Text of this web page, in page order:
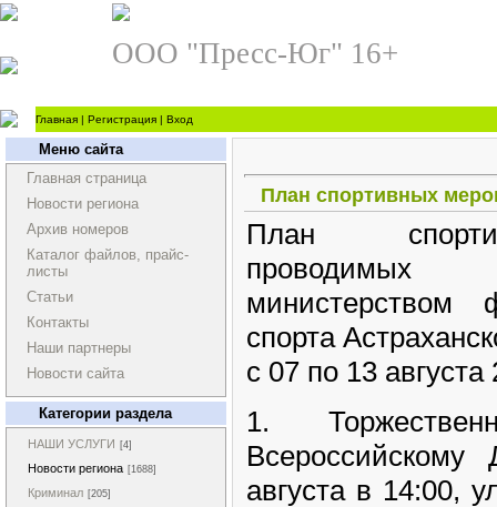
ООО "Пресс-Юг" 16+
Главная | Регистрация | Вход
Меню сайта
Главная страница
Новости региона
Архив номеров
Каталог файлов, прайс-
листы
Статьи
Контакты
Наши партнеры
Новости сайта
Категории раздела
НАШИ УСЛУГИ [4]
Новости региона [1688]
Криминал [205]
План спортивных
План
проводимых
министерством
спорта
с 07 по 13 августа
1.
Всероссийскому
августа в 14:00,